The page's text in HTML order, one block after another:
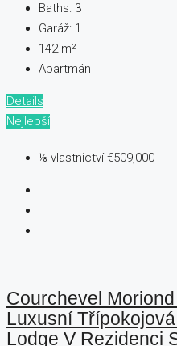
Baths: 3
Garáž: 1
142 m²
Apartmán
Details
Nejlepší
⅛ vlastnictví€509,000
Courchevel
Luxusní
Lodge V Rezidenci